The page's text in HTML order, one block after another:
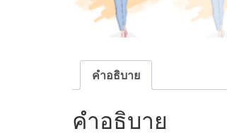
คำอธิบาย
คำอธิบาย